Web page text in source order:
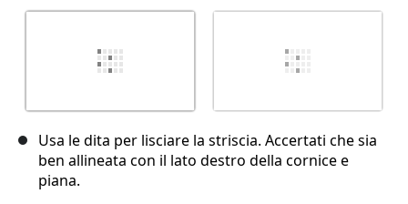
Usa le dita per lisciare la striscia. Accertati che sia
ben allineata con il lato destro della cornice e
piana.